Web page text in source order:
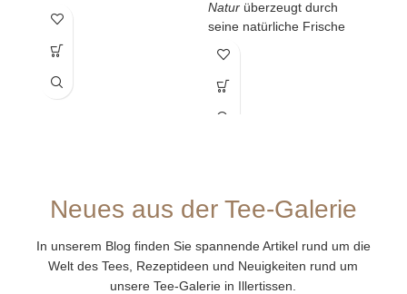
enthaltenen Nährstoffe
zu einer normalen Funktion
Zusätzlich enthält er die
Naturüberzeugt durch
seine natürliche Frische
und eignet sich perfekt als
erfrischender Eistee –
Neues aus der Tee-Galerie
In unserem Blog finden Sie spannende Artikel rund um die
Welt des Tees, Rezeptideen und Neuigkeiten rund um
unsere Tee-Galerie in Illertissen.